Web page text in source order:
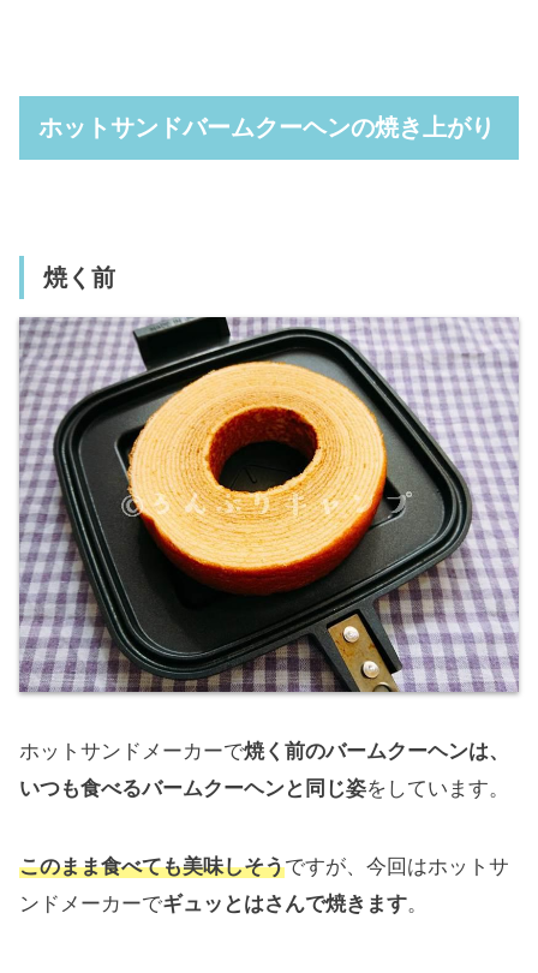
ホットサンドバームクーヘンの焼き上がり
焼く前
ホットサンドメーカーで焼く前のバームクーヘンは、
いつも食べるバームクーヘンと同じ姿をしています。
このまま食べても美味しそうですが、今回はホットサ
ンドメーカーでギュッとはさんで焼きます。